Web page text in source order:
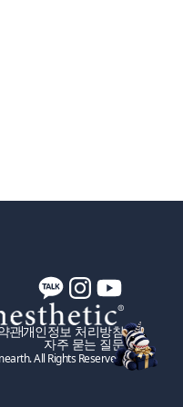
관개인정보 처리방침
자주 묻는 질문
All Rights Reserved.